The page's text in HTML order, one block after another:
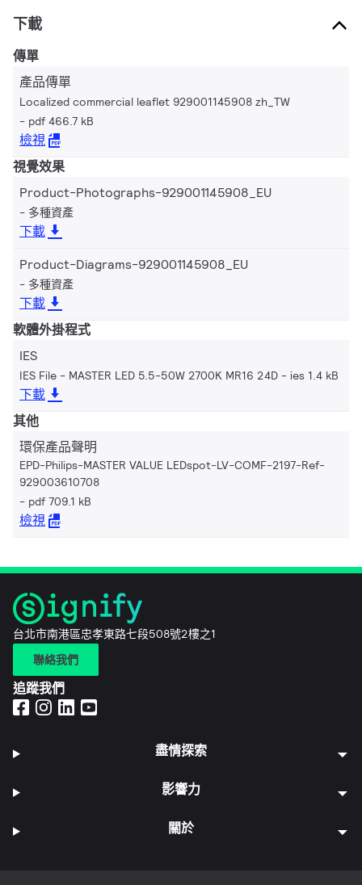
下載
傳單
產品傳單
Localized commercial leaflet 929001145908 zh_TW
pdf 466.7 kB
檢視
視覺效果
Product-Photographs-929001145908_EU
多種資產
下載
Product-Diagrams-929001145908_EU
多種資產
下載
軟體外掛程式
IES
IES File - MASTER LED 5.5-50W 2700K MR16 24D ies 1.4 kB
下載
其他
環保產品聲明
EPD-Philips-MASTER VALUE LEDspot-LV-COMF-2197-Ref-
929003610708
pdf 709.1 kB
檢視
台北市南港區忠孝東路七段508號2樓之1
聯絡我們
追蹤我們
盡情探索
影響力
關於